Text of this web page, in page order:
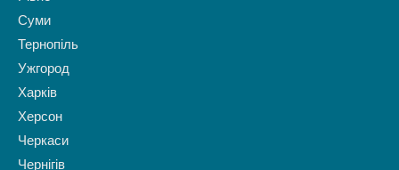
Суми
Тернопіль
Ужгород
Харків
Херсон
Черкаси
Чернігів